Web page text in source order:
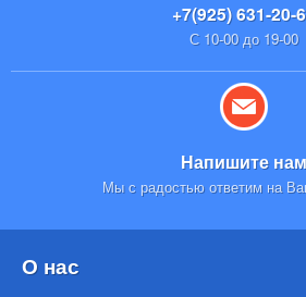
+7(925) 631-20-
С 10-00 до 19-00
Напишите нам
Мы с радостью ответим на
О нас